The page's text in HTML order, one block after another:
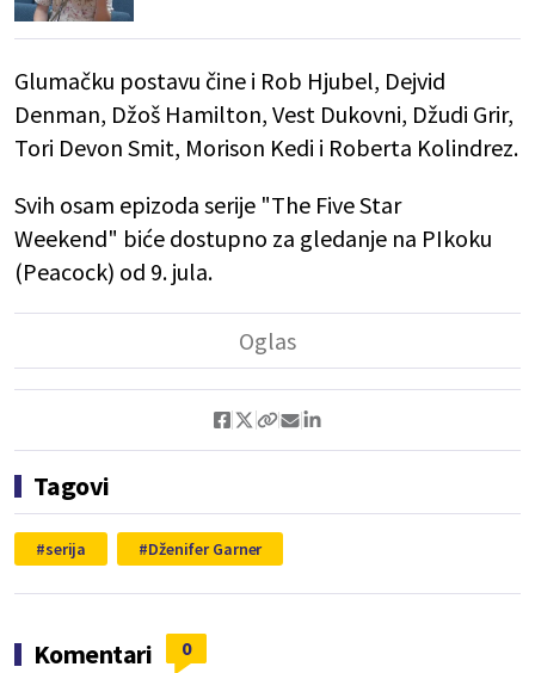
Glumačku postavu čine i Rob Hjubel, Dejvid
Denman, Džoš Hamilton, Vest Dukovni, Džudi Grir,
Tori Devon Smit, Morison Kedi i Roberta Kolindrez.
Svih osam epizoda serije "The Five Star
Weekend" biće dostupno za gledanje na PIkoku
(Peacock) od 9. jula.
Tagovi
serija Dženifer Garner
Komentari 0